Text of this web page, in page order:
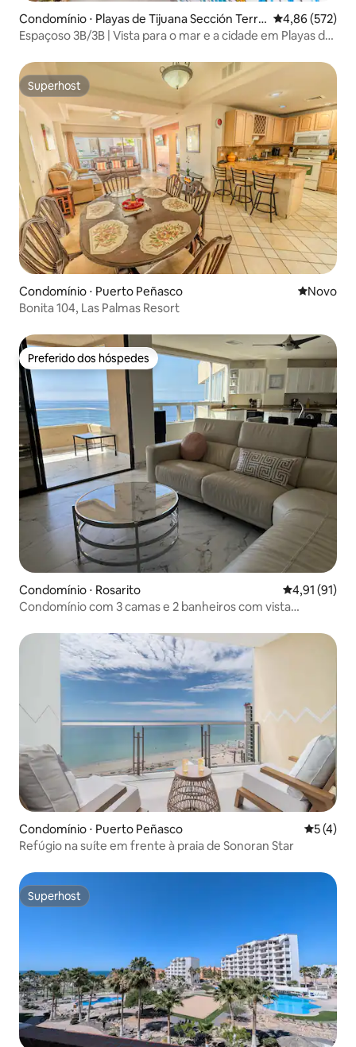
Condomínio ⋅ Playas de Tijuana Sección Terra
zas
4,86 de uma
4,86 (572)
Espaçoso 3B/3B | Vista para o mar e a cidade em Playas de
Superhost
Superhost
Condomínio ⋅ Puerto Peñasco Novo
Novo
Bonita 104, Las Palmas Resort
Preferido dos hóspedes
Preferido dos hóspedes
Condomínio ⋅ Rosarito 4,91 de uma
4,91 (91)
Condomínio com 3 camas e 2 banheiros com vista
Condomínio ⋅ Puerto Peñasco 5 de
5 (4)
Refúgio na suíte em frente à praia de Sonoran Star
Superhost
Superhost